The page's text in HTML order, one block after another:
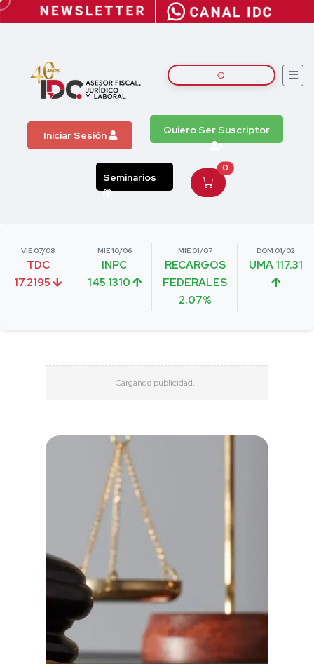
Iniciar Sesión Quiero Ser Suscriptor
Seminarios
0
VIE 07/08
TDC
17.2195
MIE 10/06
INPC
145.1310
MIE 01/07
RECARGOS
FEDERALES
2.07%
DOM 01/02
UMA 117.31